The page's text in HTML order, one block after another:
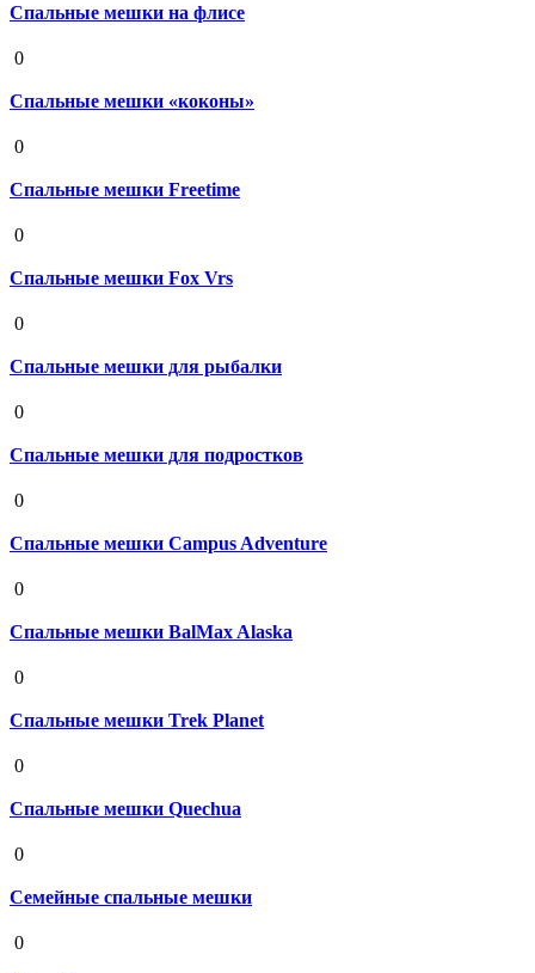
Спальные мешки на флисе
0
Спальные мешки «коконы»
0
Спальные мешки Freetime
0
Спальные мешки Fox Vrs
0
Спальные мешки для рыбалки
0
Спальные мешки для подростков
0
Спальные мешки Campus Adventure
0
Спальные мешки BalMax Alaska
0
Спальные мешки Trek Planet
0
Спальные мешки Quechua
0
Семейные спальные мешки
0